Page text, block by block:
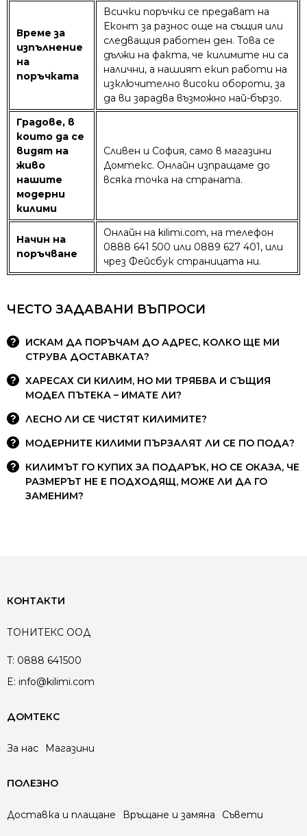
Време за
изпълнение
на
поръчката
Всички поръчки се предават на
Еконт за разнос още на същия или
следващия работен ден. Това се
дължи на факта, че килимите ни са
налични, а нашият екип работи на
изключително високи обороти, за
да ви зарадва възможно най-бързо.
Градове, в
които да се
видят на
живо
нашите
модерни
килими
Сливен и София, само в магазини
Домтекс. Онлайн изпращаме до
всяка точка на страната.
Начин на
поръчване
Онлайн на kilimi.com, на телефон
0888 641 500 или 0889 627 401, или
чрез Фейсбук страницата ни.
ЧЕСТО ЗАДАВАНИ ВЪПРОСИ
ИСКАМ ДА ПОРЪЧАМ ДО АДРЕС, КОЛКО ЩЕ МИ
СТРУВА ДОСТАВКАТА?
ХАРЕСАХ СИ КИЛИМ, НО МИ ТРЯБВА И СЪЩИЯ
МОДЕЛ ПЪТЕКА – ИМАТЕ ЛИ?
ЛЕСНО ЛИ СЕ ЧИСТЯТ КИЛИМИТЕ?
МОДЕРНИТЕ КИЛИМИ ПЪРЗАЛЯТ ЛИ СЕ ПО ПОДА?
КИЛИМЪТ ГО КУПИХ ЗА ПОДАРЪК, НО СЕ ОКАЗА, ЧЕ
РАЗМЕРЪТ НЕ Е ПОДХОДЯЩ, МОЖЕ ЛИ ДА ГО
ЗАМЕНИМ?
КОНТАКТИ
ТОНИТЕКС ООД
T: 0888 641500
E: info@kilimi.com
ДОМТЕКС
За нас Магазини
ПОЛЕЗНО
Доставка и плащане Връщане и замяна Съвети